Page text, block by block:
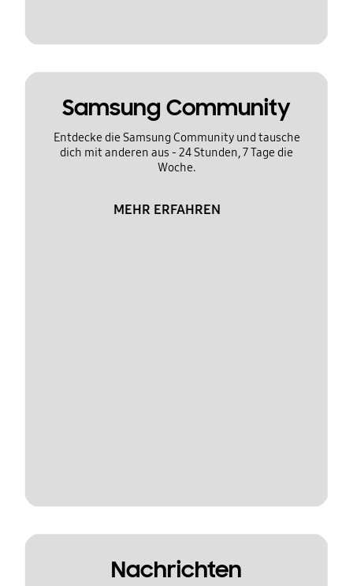
Samsung Community
Entdecke die Samsung Community und tausche
dich mit anderen aus - 24 Stunden, 7 Tage die
Woche.
MEHR ERFAHREN
Nachrichten